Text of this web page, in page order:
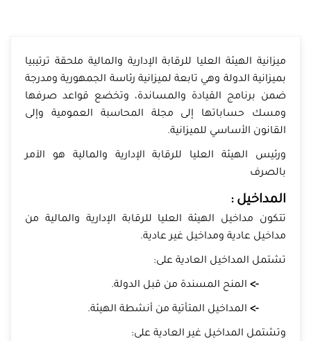
ميزانية الهيئة العليا للرقابة الإدارية والمالية ملحقة ترتيبيا
بميزانية الدولة وهي تابعة لميزانية رئاسة الجمهورية ومدرجة
ضمن برنامج القيادة والمساندة، وتخضع قواعد صرفها
ومسك حساباتها إلى مجلة المحاسبة العمومية وإلى
القانون الأساسي للميزانية.
ورئيس الهيئة العليا للرقابة الإدارية والمالية هو الآمر
بالصرف
المداخيل :
تتكون مداخيل الهيئة العليا للرقابة الإدارية والمالية من
مداخيل عادية ومداخيل غير عادية.
تشتمل المداخيل العادية على:
-> المنح المسندة من قبل الدولة.
-> المداخيل المتأتية من أنشطة الهيئة.
وتشتمل المداخيل غير العادية على: